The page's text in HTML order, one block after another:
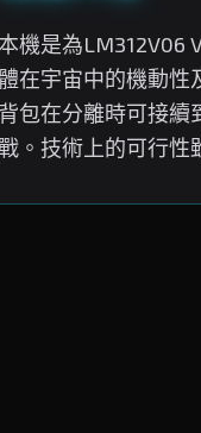
本機是為LM312V06
體在宇宙中的機動性
背包在分離時可接續
。技術上的可行性